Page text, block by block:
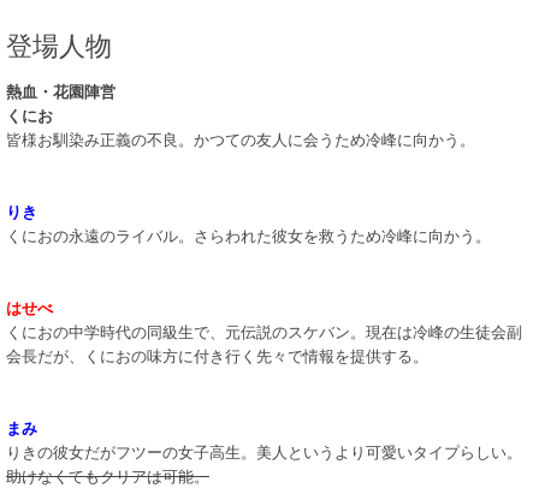
登場人物
熱血・花園陣営
くにお
皆様お馴染み正義の不良。かつての友人に会うため冷峰に向かう。
りき
くにおの永遠のライバル。さらわれた彼女を救うため冷峰に向かう。
はせべ
くにおの中学時代の同級生で、元伝説のスケバン。現在は冷峰の生徒会副
会長だが、くにおの味方に付き行く先々で情報を提供する。
まみ
りきの彼女だがフツーの女子高生。美人というより可愛いタイプらしい。
助けなくてもクリアは可能。